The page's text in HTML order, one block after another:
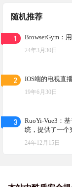
随机推荐
1 BrowserGym：
24年3月30日
2 IOS端的电视直
19年6月30日
3
RuoYi-Vue3：
统，提供了一个
应用程序开发
24年12月15日